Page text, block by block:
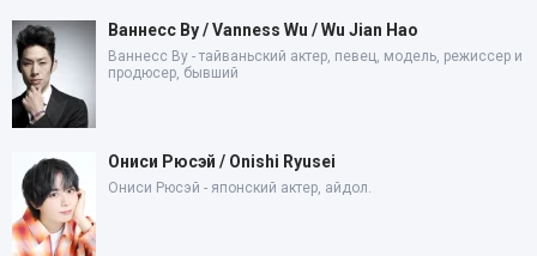
Ваннесс Ву / Vanness Wu / Wu Jian Hao
Ваннесс Ву - тайваньский актер, певец, модель, режиссер и
продюсер, бывший
Ониси Рюсэй / Onishi Ryusei
Ониси Рюсэй - японский актер, айдол.